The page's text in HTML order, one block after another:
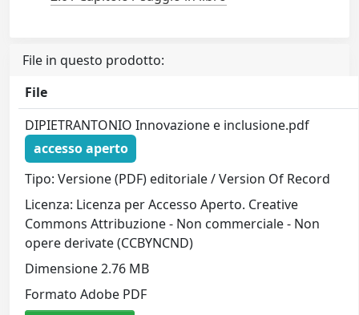
File in questo prodotto:
File
DIPIETRANTONIO Innovazione e inclusione.pdf
accesso aperto
Tipo: Versione (PDF) editoriale / Version Of Record
Licenza: Licenza per Accesso Aperto. Creative
Commons Attribuzione - Non commerciale - Non
opere derivate (CCBYNCND)
Dimensione 2.76 MB
Formato Adobe PDF